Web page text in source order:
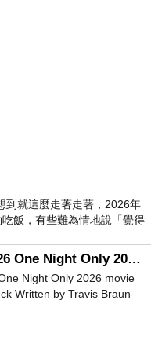
到就這麼走著走著，2026年
飯，有些難為情地說「覺得
電影一夜限定2026 One Night Only 2026 movie
Night Only 2026 movie
Written by Travis Braun